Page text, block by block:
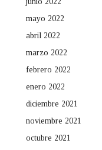
mayo 2022
abril 2022
marzo 2022
febrero 2022
enero 2022
diciembre 2021
noviembre 2021
octubre 2021